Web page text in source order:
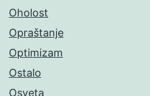
Oholost
Opraštanje
Optimizam
Ostalo
Osveta